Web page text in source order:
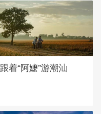
跟着“阿嬷”游潮汕